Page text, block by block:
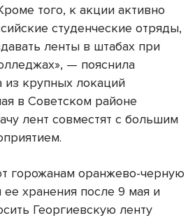
того, к акции активно
студенческие отряды,
ленты в штабах при
— пояснила
из крупных локаций
в Советском районе
лент совместят с большим
горожанам оранжево-черную
ее хранения после 9 мая и
Георгиевскую ленту